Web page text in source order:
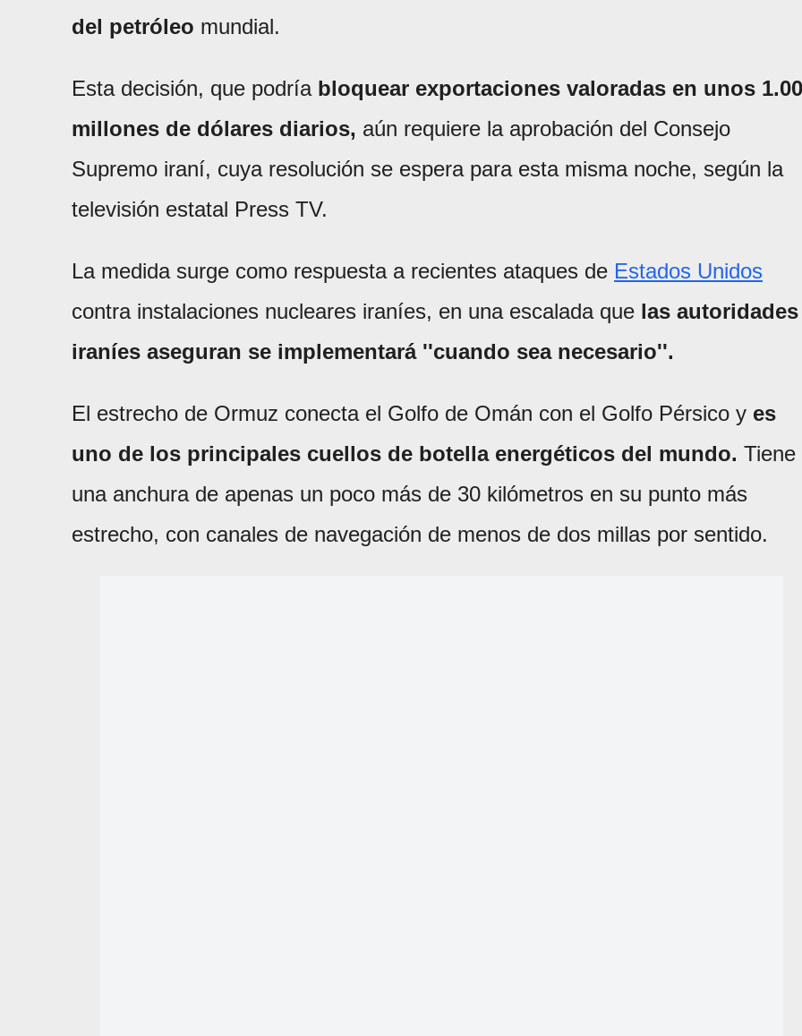
del petróleo mundial.
Esta decisión, que podría bloquear exportaciones valoradas en unos
millones de dólares diarios, aún requiere la aprobación del Consejo
Supremo iraní, cuya resolución se espera para esta misma noche, según la
televisión estatal Press TV.
La medida surge como respuesta a recientes ataques de Estados Unidos
contra instalaciones nucleares iraníes, en una escalada que las autoridades
iraníes aseguran se implementará ''cuando sea necesario''.
El estrecho de Ormuz conecta el Golfo de Omán con el Golfo Pérsico y es
uno de los principales cuellos de botella energéticos del mundo. Tiene
una anchura de apenas un poco más de 30 kilómetros en su punto más
estrecho, con canales de navegación de menos de dos millas por sentido.